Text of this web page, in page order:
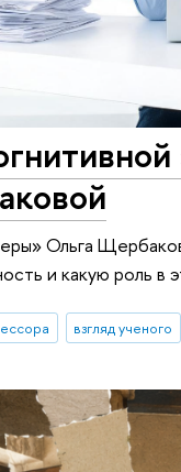
Ольга
и какую роль в
взгляд ученого